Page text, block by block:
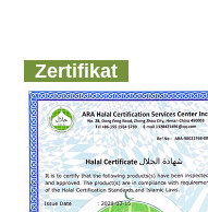
Zertifikat